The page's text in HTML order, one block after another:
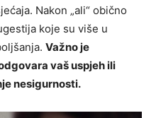
Nakon „ali“ obično
koje su više u
Važno je
vaš uspjeh ili
nesigurnosti.